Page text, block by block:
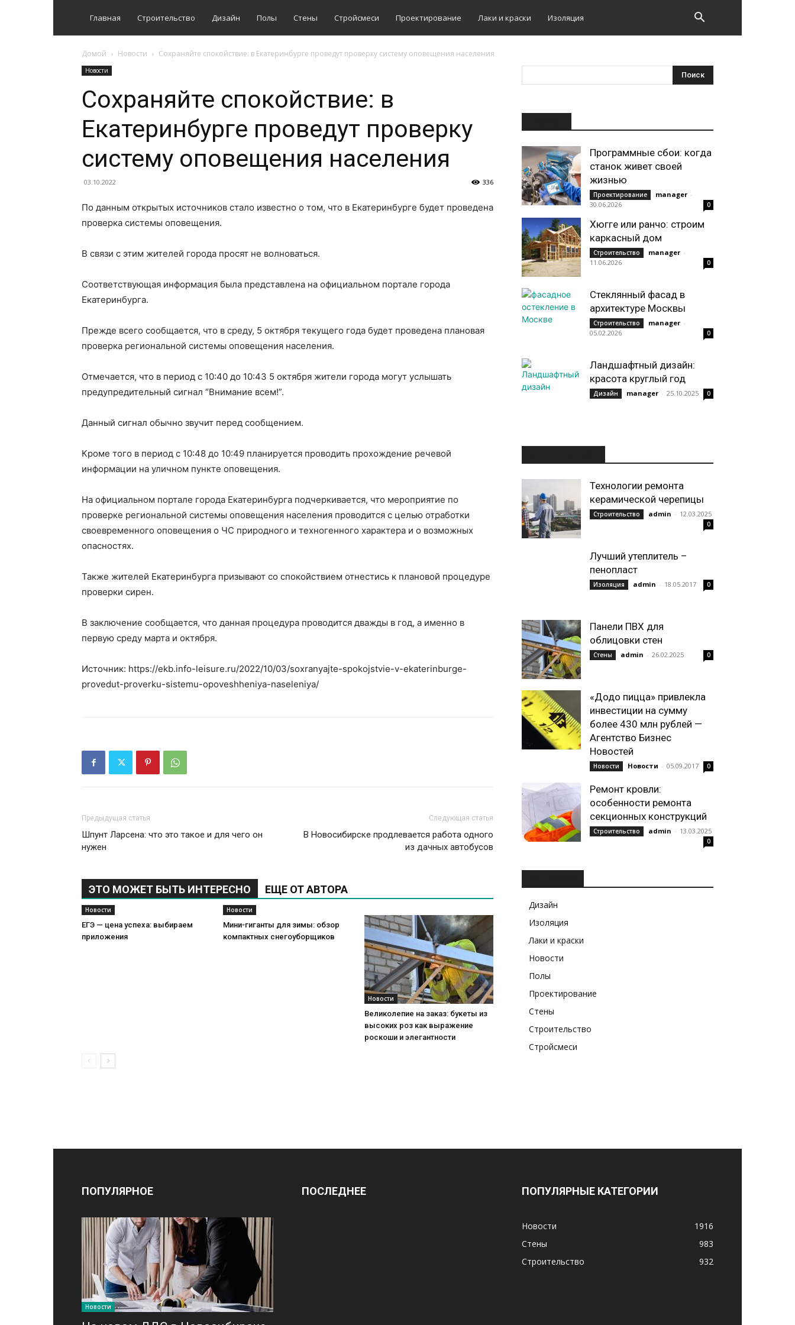
Главная Строительство Дизайн Полы Стены Стройсмеси Проектирование Лаки и краски Изоляция
Домой Новости Сохраняйте спокойствие: в Екатеринбурге проведут проверку систему оповещения населения
Новости
Сохраняйте спокойствие: в
Екатеринбурге проведут проверку
систему оповещения населения
03.10.2022 336
По данным открытых источников стало известно о том, что в Екатеринбурге будет проведена
проверка системы оповещения.
В связи с этим жителей города просят не волноваться.
Соответствующая информация была представлена на официальном портале города
Екатеринбурга.
Прежде всего сообщается, что в среду, 5 октября текущего года будет проведена плановая
проверка региональной системы оповещения населения.
Отмечается, что в период с 10:40 до 10:43 5 октября жители города могут услышать
предупредительный сигнал “Внимание всем!”.
Данный сигнал обычно звучит перед сообщением.
Кроме того в период с 10:48 до 10:49 планируется проводить прохождение речевой
информации на уличном пункте оповещения.
На официальном портале города Екатеринбурга подчеркивается, что мероприятие по
проверке региональной системы оповещения населения проводится с целью отработки
своевременного оповещения о ЧС природного и техногенного характера и о возможных
опасностях.
Также жителей Екатеринбурга призывают со спокойствием отнестись к плановой процедуре
проверки сирен.
В заключение сообщается, что данная процедура проводится дважды в год, а именно в
первую среду марта и октября.
Источник: https://ekb.info-leisure.ru/2022/10/03/soxranyajte-spokojstvie-v-ekaterinburge-
provedut-proverku-sistemu-opoveshheniya-naseleniya/
Предыдущая статья
Шпунт Ларсена: что это такое и для чего он
нужен
Следующая статья
В Новосибирске продлевается работа одного
из дачных автобусов
ЭТО МОЖЕТ БЫТЬ ИНТЕРЕСНО ЕЩЕ ОТ АВТОРА
Новости
ЕГЭ — цена успеха: выбираем
приложения
Новости
Мини-гиганты для зимы: обзор
компактных снегоуборщиков
Новости
Великолепие на заказ: букеты из
высоких роз как выражение
роскоши и элегантности
Программные сбои: когда
станок живет своей
жизнью
Проектирование manager -
30.06.2026
0
Хюгге или ранчо: строим
каркасный дом
Строительство manager -
11.06.2026
0
Стеклянный фасад в
архитектуре Москвы
Строительство manager -
05.02.2026
0
Ландшафтный дизайн:
красота круглый год
Дизайн manager - 25.10.2025 0
Технологии ремонта
керамической черепицы
Строительство admin - 12.03.2025
0
Лучший утеплитель –
пенопласт
Изоляция admin - 18.05.2017 0
Панели ПВХ для
облицовки стен
Стены admin - 26.02.2025 0
«Додо пицца» привлекла
инвестиции на сумму
более 430 млн рублей —
Агентство Бизнес
Новостей
Новости Новости - 05.09.2017 0
Ремонт кровли:
особенности ремонта
секционных конструкций
Строительство admin - 13.03.2025
0
Дизайн
Изоляция
Лаки и краски
Новости
Полы
Проектирование
Стены
Строительство
Стройсмеси
ПОПУЛЯРНОЕ
Новости
ПОСЛЕДНЕЕ ПОПУЛЯРНЫЕ КАТЕГОРИИ
Новости
1916
Стены
983
Строительство
932